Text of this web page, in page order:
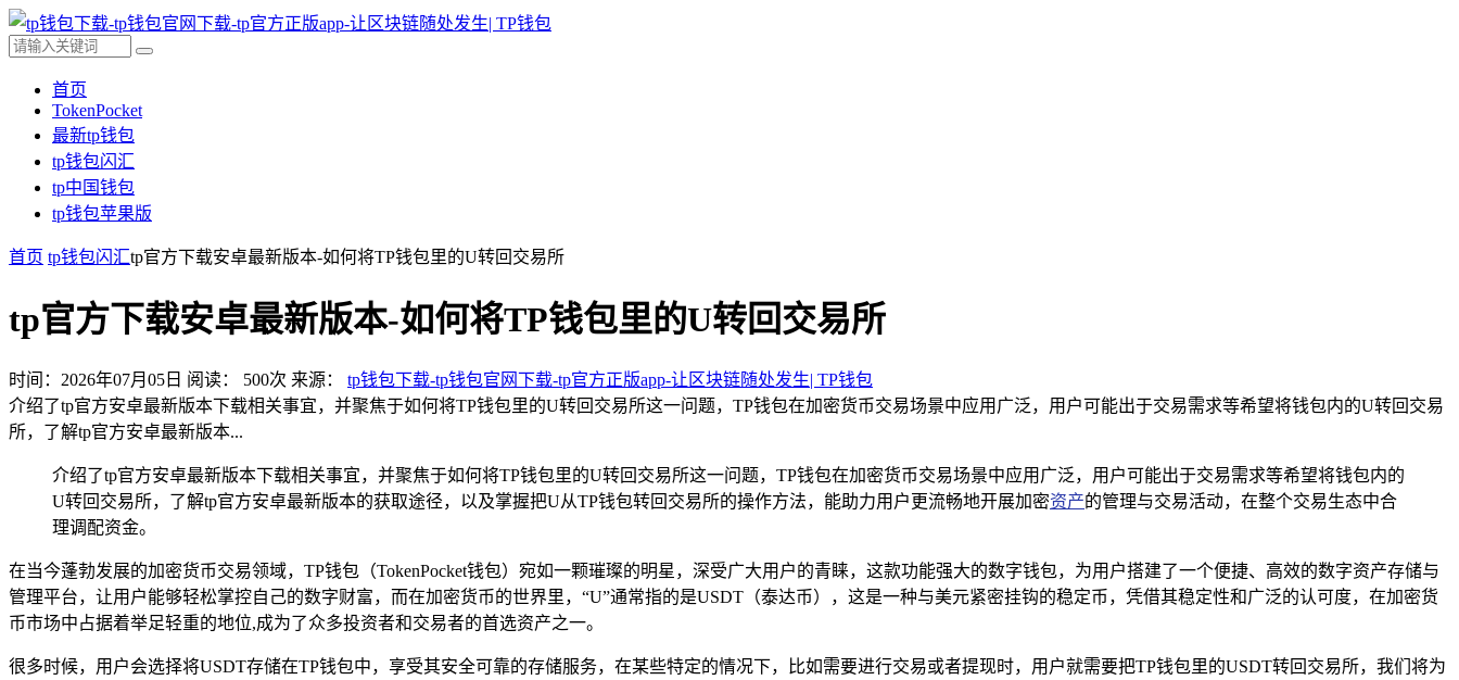
首页
TokenPocket
最新tp钱包
tp钱包闪汇
tp中国钱包
tp钱包苹果版
首页 tp钱包闪汇tp官方下载安卓最新版本-如何将TP钱包里的U转回交易所
tp官方下载安卓最新版本-如何将TP钱包里的U转回交易所
时间：2026年07月05日 阅读： 500次 来源： tp钱包下载-tp钱包官网下载-tp官方正版app-让区块链随处发生| TP钱包
介绍了tp官方安卓最新版本下载相关事宜，并聚焦于如何将TP钱包里的U转回交易所这一问题，TP钱包在加密货币交易场景中应用广泛，用户可能出于交易需求等希望将钱包内的U转回交易
所，了解tp官方安卓最新版本...
介绍了tp官方安卓最新版本下载相关事宜，并聚焦于如何将TP钱包里的U转回交易所这一问题，TP钱包在加密货币交易场景中应用广泛，用户可能出于交易需求等希望将钱包内的
U转回交易所，了解tp官方安卓最新版本的获取途径，以及掌握把U从TP钱包转回交易所的操作方法，能助力用户更流畅地开展加密资产的管理与交易活动，在整个交易生态中合
理调配资金。
在当今蓬勃发展的加密货币交易领域，TP钱包（TokenPocket钱包）宛如一颗璀璨的明星，深受广大用户的青睐，这款功能强大的数字钱包，为用户搭建了一个便捷、高效的数字资产存储与
管理平台，让用户能够轻松掌控自己的数字财富，而在加密货币的世界里，“U”通常指的是USDT（泰达币），这是一种与美元紧密挂钩的稳定币，凭借其稳定性和广泛的认可度，在加密货
币市场中占据着举足轻重的地位,成为了众多投资者和交易者的首选资产之一。
很多时候，用户会选择将USDT存储在TP钱包中，享受其安全可靠的存储服务，在某些特定的情况下，比如需要进行交易或者提现时，用户就需要把TP钱包里的USDT转回交易所，我们将为